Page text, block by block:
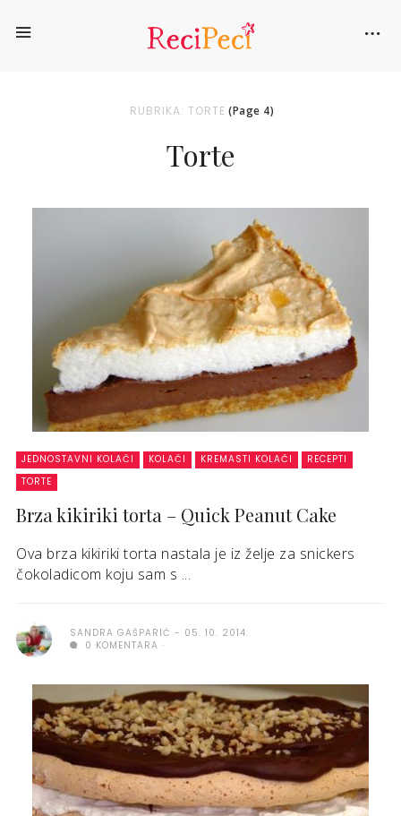
RUBRIKA: TORTE (Page 4)
Torte
JEDNOSTAVNI KOLAČI KOLAČI KREMASTI KOLAČI
RECEPTI
TORTE
Brza kikiriki torta – Quick Peanut Cake
Ova brza kikiriki torta nastala je iz želje za snickers
čokoladicom koju sam s ...
SANDRA GAŠPARIĆ
05. 10. 2014.
0 KOMENTARA